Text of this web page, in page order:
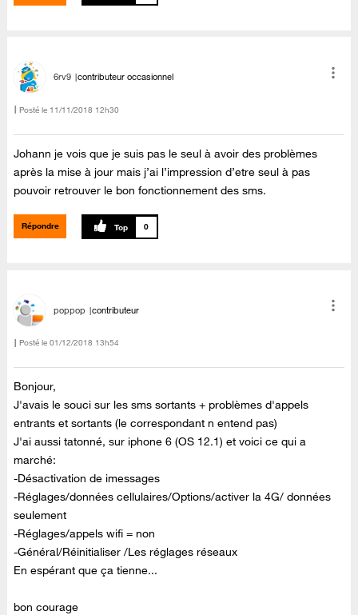
6rv9 contributeur occasionnel
Posté le ‎11/11/2018 12h30
Johann je vois que je suis pas le seul à avoir des problèmes
après la mise à jour mais j’ai l’impression d’etre seul à pas
pouvoir retrouver le bon fonctionnement des sms.
Répondre 0
poppop contributeur
Posté le ‎01/12/2018 13h54
Bonjour,
J'avais le souci sur les sms sortants + problèmes d'appels
entrants et sortants (le correspondant n entend pas)
J'ai aussi tatonné, sur iphone 6 (OS 12.1) et voici ce qui a
marché:
-Désactivation de imessages
-Réglages/données cellulaires/Options/activer la 4G/ données
seulement
-Réglages/appels wifi = non
-Général/Réinitialiser /Les réglages réseaux
En espérant que ça tienne...
bon courage